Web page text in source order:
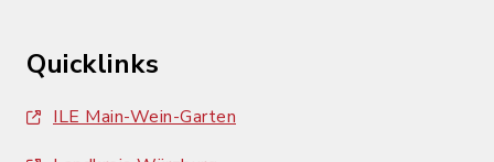
Quicklinks
ILE Main-Wein-Garten